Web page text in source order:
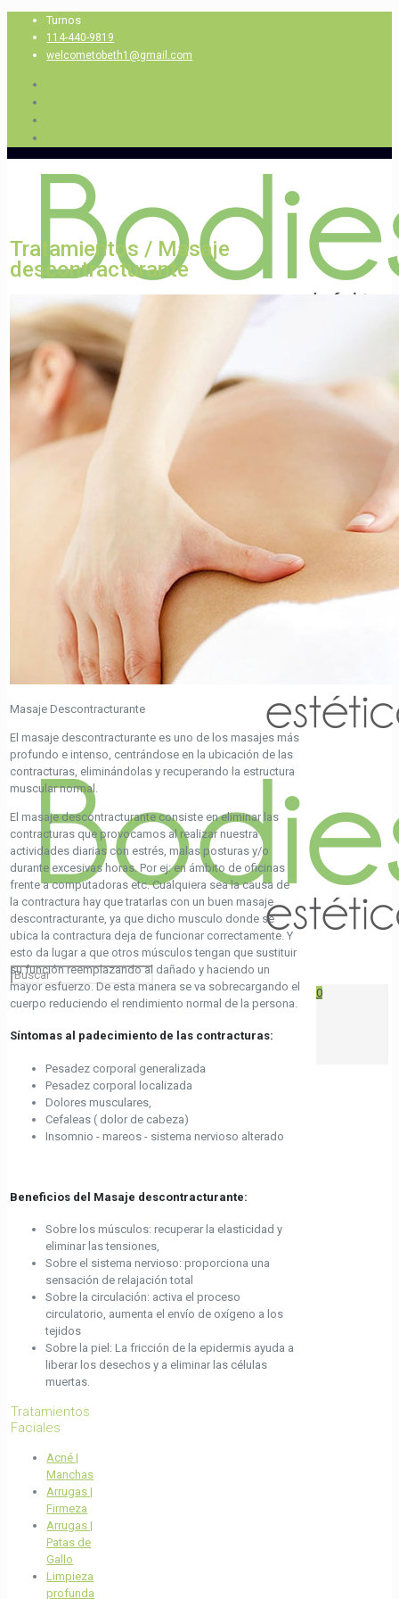
Turnos
114-440-9819
welcometobeth1@gmail.com
0
Tratamientos / Masaje
descontracturante
Masaje Descontracturante
El masaje descontracturante es uno de los masajes más
profundo e intenso, centrándose en la ubicación de las
contracturas, eliminándolas y recuperando la estructura
muscular normal.
El masaje descontracturante consiste en eliminar las
contracturas que provocamos al realizar nuestra
actividades diarias con estrés, malas posturas y/o
durante excesivas horas. Por ej: en ámbito de oficinas
frente a computadoras etc. Cualquiera sea la causa de
la contractura hay que tratarlas con un buen masaje
descontracturante, ya que dicho musculo donde se
ubica la contractura deja de funcionar correctamente. Y
esto da lugar a que otros músculos tengan que sustituir
su función reemplazando al dañado y haciendo un
mayor esfuerzo. De esta manera se va sobrecargando el
cuerpo reduciendo el rendimiento normal de la persona.
Síntomas al padecimiento de las contracturas:
Pesadez corporal generalizada
Pesadez corporal localizada
Dolores musculares,
Cefaleas ( dolor de cabeza)
Insomnio - mareos - sistema nervioso alterado
Beneficios del Masaje descontracturante:
Sobre los músculos: recuperar la elasticidad y
eliminar las tensiones,
Sobre el sistema nervioso: proporciona una
sensación de relajación total
Sobre la circulación: activa el proceso
circulatorio, aumenta el envío de oxígeno a los
tejidos
Sobre la piel: La fricción de la epidermis ayuda a
liberar los desechos y a eliminar las células
muertas.
Tratamientos
Faciales
Acné |
Manchas
Arrugas |
Firmeza
Arrugas |
Patas de
Gallo
Limpieza
profunda